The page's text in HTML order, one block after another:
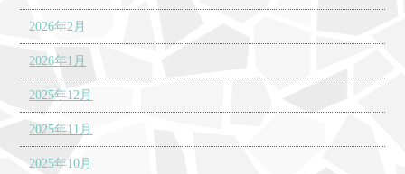
2026年2月
2026年1月
2025年12月
2025年11月
2025年10月